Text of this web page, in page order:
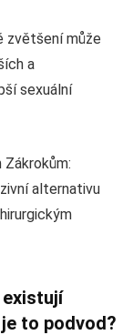
zvětšení může
a
sexuální
alternativu
existují
to podvod?